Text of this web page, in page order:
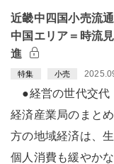
近畿中四国小売流
中国エリア＝時流
進
特集 小売
●経営の世代交
経済産業局のまと
方の地域経済は、
個人消費も緩やか